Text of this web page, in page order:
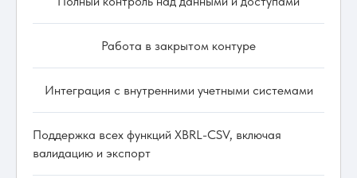
Работа в закрытом контуре
Интеграция с внутренними учетными системами
Поддержка всех функций XBRL-CSV, включая
валидацию и экспорт